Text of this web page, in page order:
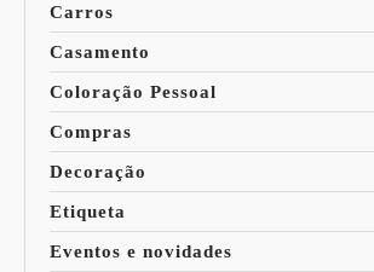
Carros
Casamento
Coloração Pessoal
Compras
Decoração
Etiqueta
Eventos e novidades